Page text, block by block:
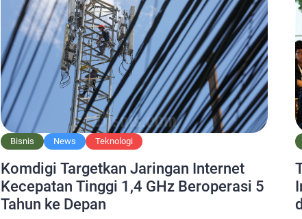
Bisnis News Teknologi
Komdigi Targetkan Jaringan Internet
Kecepatan Tinggi 1,4 GHz Beroperasi 5
Tahun ke Depan